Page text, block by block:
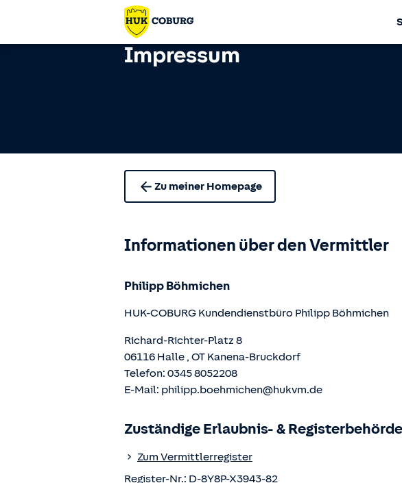
Impressum
Zu meiner Homepage
Informationen über den Vermittler
Philipp Böhmichen
HUK-COBURG Kundendienstbüro Philipp Böhmichen
Richard-Richter-Platz 8
06116 Halle , OT Kanena-Bruckdorf
Telefon: 0345 8052208
E-Mail: philipp.boehmichen@hukvm.de
Zuständige Erlaubnis- &
Zum Vermittlerregister
Register-Nr.: D-8Y8P-X3943-82